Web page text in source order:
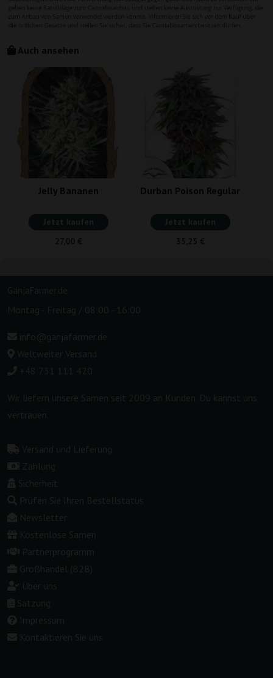
Auch ansehen
Jelly Bananen
Jetzt kaufen
27,00 €
Durban Poison Regular
Jetzt kaufen
35,25 €
GanjaFarmer.de
Montag - Freitag / 08:00 - 16:00
info@ganjafarmer.de
Weltweiter Versand
+48 731 111 420
Wir liefern unsere Samen seit 2009 an Kunden. Du kannst uns
vertrauen.
Versand und Lieferung
Zahlung
Sicherheit
Prüfen Sie Ihren Bestellstatus
Newsletter
Kostenlose Samen
Partnerprogramm
Großhandel (B2B)
Über uns
Satzung
Impressum
Kontaktieren Sie uns